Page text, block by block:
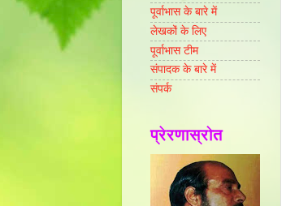
पूर्वाभास के बारे में
लेखकों के लिए
पूर्वाभास टीम
संपादक के बारे में
संपर्क
प्रेरणास्रोत